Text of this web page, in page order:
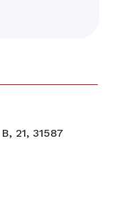
21, 31587